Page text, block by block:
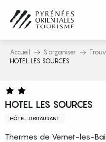
contenu
principal
Accueil S’organiser
HOTEL LES SOURCES
HOTEL LES SOURCES
HÔTEL-RESTAURANT
Thermes de Vernet-les-